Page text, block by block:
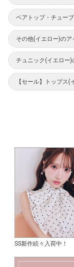
ベアトップ・チュー
その他(イエロー)のア
チュニック(イエロー)
【セール】トップス
SS新作続々入荷中！